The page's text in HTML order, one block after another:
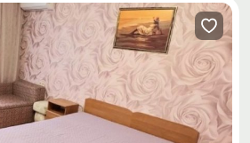
илиЗарегистрироваться